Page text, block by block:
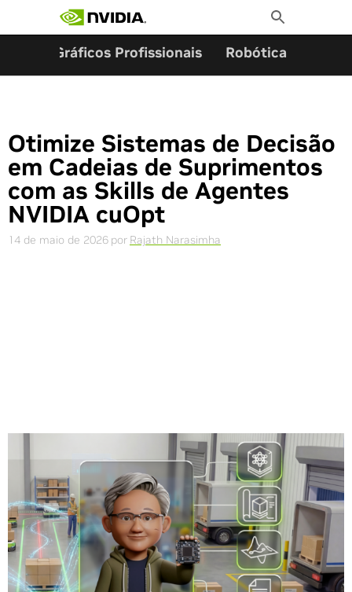
Toggle
Search
Gráficos Profissionais Robótica
Otimize Sistemas de Decisão
em Cadeias de Suprimentos
com as Skills de Agentes
NVIDIA cuOpt
14 de maio de 2026 por Rajath Narasimha
As cadeias de suprimentos modernas operam sob as